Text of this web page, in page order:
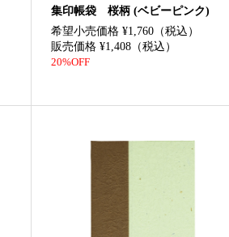
集印帳袋 桜柄 (ベビーピンク)
希望小売価格 ¥1,760（税込）
販売価格 ¥1,408（税込）
20%OFF